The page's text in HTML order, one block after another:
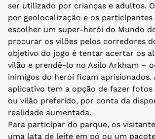
ser utilizado por crianças e adultos.
por geolocalização e os participantes
escolher um super-herói do Mundo
procurar os vilões pelos corredores
objetivo do jogo é tentar acertar os
vilão e prendê-lo no Asilo Arkham –
inimigos do herói ficam aprisionados.
aplicativo tem a opção de fazer fotos
ou vilão preferido, por conta da
realidade aumentada.
Para participar do parque, os
uma lata de leite em pó ou um